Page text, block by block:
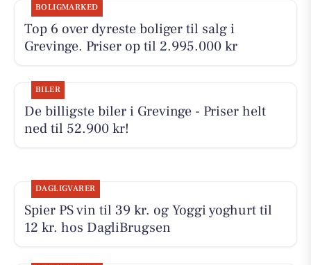
BOLIGMARKED
Top 6 over dyreste boliger til salg i
Grevinge. Priser op til 2.995.000 kr
BILER
De billigste biler i Grevinge - Priser helt
ned til 52.900 kr!
DAGLIGVARER
Spier PS vin til 39 kr. og Yoggi yoghurt til
12 kr. hos DagliBrugsen